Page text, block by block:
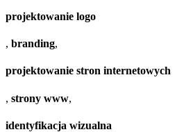
projektowanie logo
, branding,
projektowanie stron internetowych
, strony www,
identyfikacja wizualna